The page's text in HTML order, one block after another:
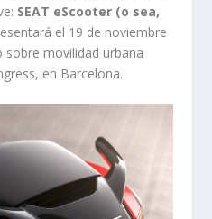
SEAT eScooter (o sea,
el 19 de noviembre
movilidad urbana
en Barcelona.